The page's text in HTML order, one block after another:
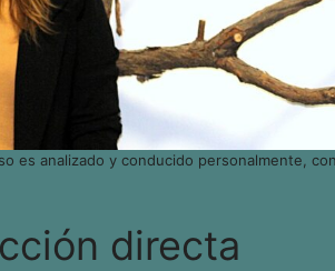
es analizado y conducido personalmente,
directa